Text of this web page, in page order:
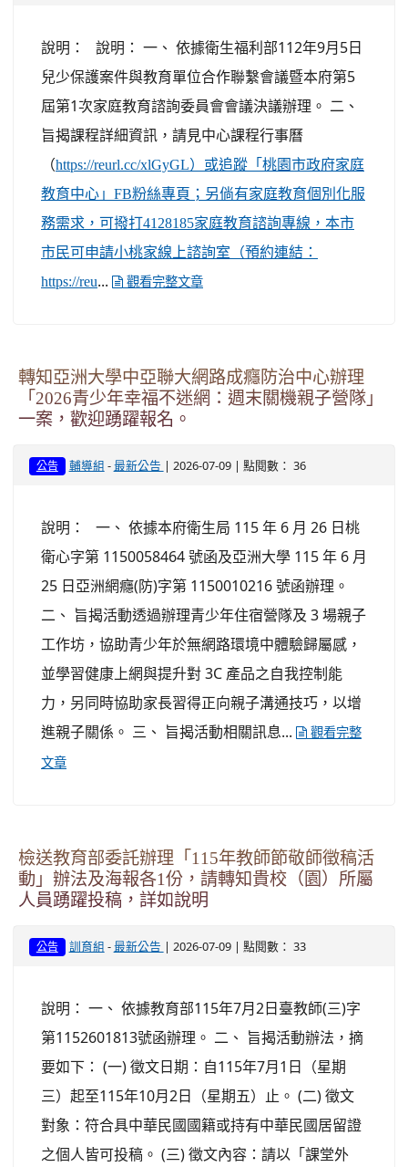
說明： 說明： 一、 依據衛生福利部112年9月5日
兒少保護案件與教育單位合作聯繫會議暨本府第5
屆第1次家庭教育諮詢委員會會議決議辦理。 二、
旨揭課程詳細資訊，請見中心課程行事曆
（https://reurl.cc/xlGyGL）或追蹤「桃園市政府家庭
教育中心」FB粉絲專頁；另倘有家庭教育個別化服
務需求，可撥打4128185家庭教育諮詢專線，本市
市民可申請小桃家線上諮詢室（預約連結：
https://reu... 觀看完整文章
轉知亞洲大學中亞聯大網路成癮防治中心辦理
「2026青少年幸福不迷網：週末關機親子營隊」
一案，歡迎踴躍報名。
公告 輔導組 - 最新公告 | 2026-07-09 | 點閱數： 36
說明： 一、 依據本府衛生局 115 年 6 月 26 日桃
衛心字第 1150058464 號函及亞洲大學 115 年 6 月
25 日亞洲網癮(防)字第 1150010216 號函辦理。
二、 旨揭活動透過辦理青少年住宿營隊及 3 場親子
工作坊，協助青少年於無網路環境中體驗歸屬感，
並學習健康上網與提升對 3C 產品之自我控制能
力，另同時協助家長習得正向親子溝通技巧，以增
進親子關係。 三、 旨揭活動相關訊息...
觀看完整
文章
檢送教育部委託辦理「115年教師節敬師徵稿活
動」辦法及海報各1份，請轉知貴校（園）所屬
人員踴躍投稿，詳如說明
公告 訓育組 - 最新公告 | 2026-07-09 | 點閱數： 33
說明： 一、 依據教育部115年7月2日臺教師(三)字
第1152601813號函辦理。 二、 旨揭活動辦法，摘
要如下： (一) 徵文日期：自115年7月1日（星期
三）起至115年10月2日（星期五）止。 (二) 徵文
對象：符合具中華民國國籍或持有中華民國居留證
之個人皆可投稿。 (三) 徵文內容：請以「課堂外